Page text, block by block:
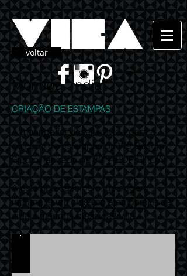
voltar
Moringa "Índia"
CRIAÇÃO DE ESTAMPAS
A moringa foi desenvolvida para a
coleção de estampas da We Design
Studio, lançada na 30ª ABUP SHOW.
A estampa cashmere, de origem
indiana, é um clássico atemporal e dá
vida à moringa clássica Índia.